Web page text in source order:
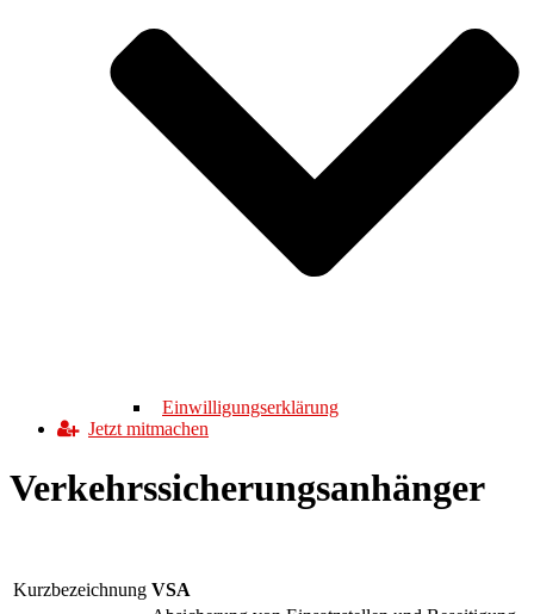
Einwilligungserklärung
Jetzt mitmachen
Verkehrssicherungsanhänger
Kurzbezeichnung VSA